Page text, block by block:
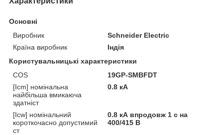
Основні
Виробник
Schneider Electric
Країна виробник
Індія
Користувальницькі характеристики
COS
19GP-SMBFDT
[Icm] номінальна
найбільша вмикаюча
здатніст
0.8 кА
[Icw] номінальний
короткочасно допустимий
ст
0.8 кА впродовж 1 с на
400/415 В